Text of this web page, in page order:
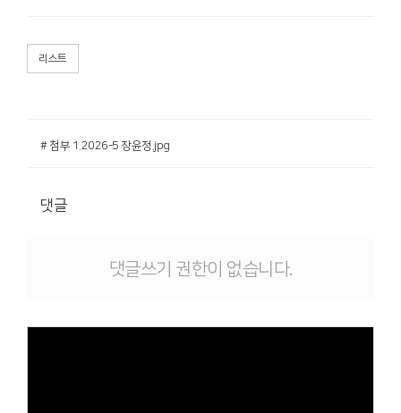
리스트
# 첨부 1.2026-5 장윤정.jpg
댓글
댓글쓰기 권한이 없습니다.